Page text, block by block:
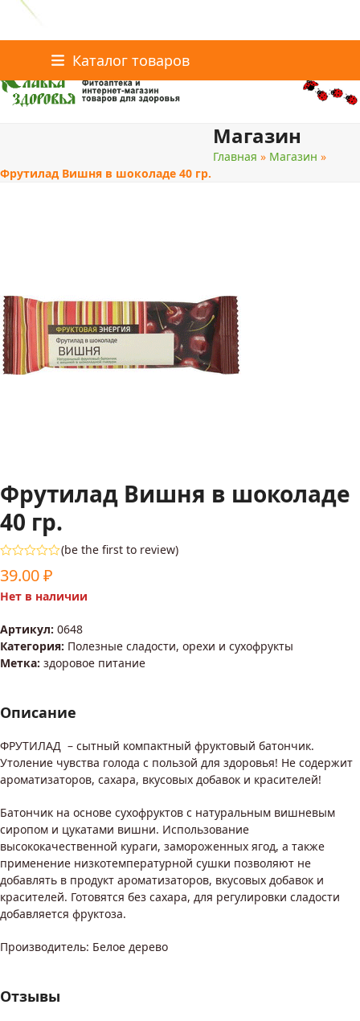
content
Каталог товаров
Контакты
Магазин
Главная » Магазин »
Фрутилад Вишня в шоколаде 40 гр.
Фрутилад Вишня в шоколаде
40 гр.
0
5
(be the first to review)
39.00₽
Нет в наличии
Артикул: 0648
Категория: Полезные сладости, орехи и сухофрукты
Метка: здоровое питание
Описание
ФРУТИЛАД – сытный компактный фруктовый батончик.
Утоление чувства голода с пользой для здоровья! Не содержит
ароматизаторов, сахара, вкусовых добавок и красителей!
Батончик на основе сухофруктов с натуральным вишневым
сиропом и цукатами вишни. Использование
высококачественной кураги, замороженных ягод, а также
применение низкотемпературной сушки позволяют не
добавлять в продукт ароматизаторов, вкусовых добавок и
красителей. Готовятся без сахара, для регулировки сладости
добавляется фруктоза.
Производитель: Белое дерево
Отзывы